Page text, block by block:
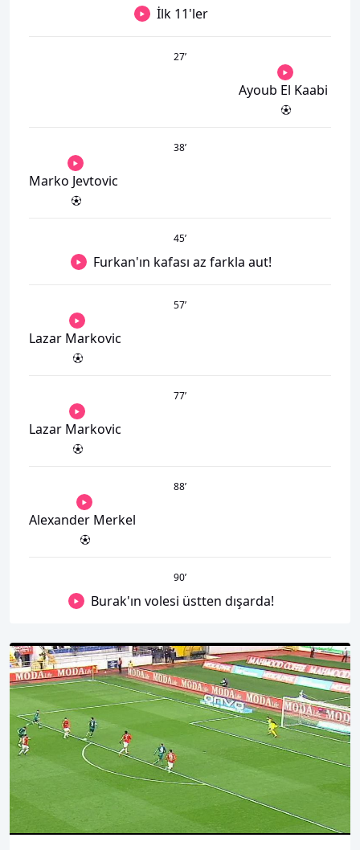
İlk 11'ler
27’
Ayoub El Kaabi
38’
Marko Jevtovic
45’
Furkan'ın kafası az farkla aut!
57’
Lazar Markovic
77’
Lazar Markovic
88’
Alexander Merkel
90’
Burak'ın volesi üstten dışarda!
00:01 00:00